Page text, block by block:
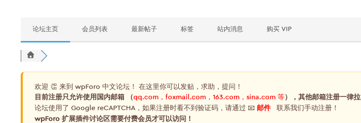
论坛主页 会员列表 最新帖子 标签 站内消息 购买 VIP
欢迎 👏 来到 wpForo 中文论坛！ 在这里你可以发贴，求助，提问！
目前注册只允许使用国内邮箱 （qq.com，foxmail.com，163.com，sina.com 等），其他邮箱注册一律拉
论坛使用了 Google reCAPTCHA，如果注册时看不到验证码，请通过 📧 邮件联系我们手动注册！
wpForo 扩展插件讨论区需要付费会员才可以访问！